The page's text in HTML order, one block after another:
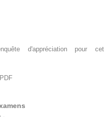
d'appréciation pour cet